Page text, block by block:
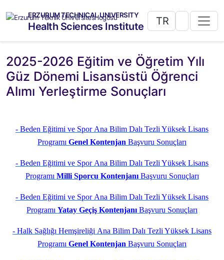
ERZURUM TECHNICAL UNIVERSITY
Health Sciences Institute TR
2025-2026 Eğitim ve Öğretim Yılı
Güz Dönemi Lisansüstü Öğrenci
Alımı Yerleştirme Sonuçları
- Beden Eğitimi ve Spor Ana Bilim Dalı Tezli Yüksek Lisans
Programı Genel Kontenjan Başvuru Sonuçları
- Beden Eğitimi ve Spor Ana Bilim Dalı Tezli Yüksek Lisans
Programı Milli Sporcu KontenjanıBaşvuru Sonuçları
- Beden Eğitimi ve Spor Ana Bilim Dalı Tezli Yüksek Lisans
Programı Yatay Geçiş Kontenjanı Başvuru Sonuçları
- Halk Sağlığı Hemşireliği Ana Bilim Dalı Tezli Yüksek Lisans
Programı Genel Kontenjan Başvuru Sonuçları